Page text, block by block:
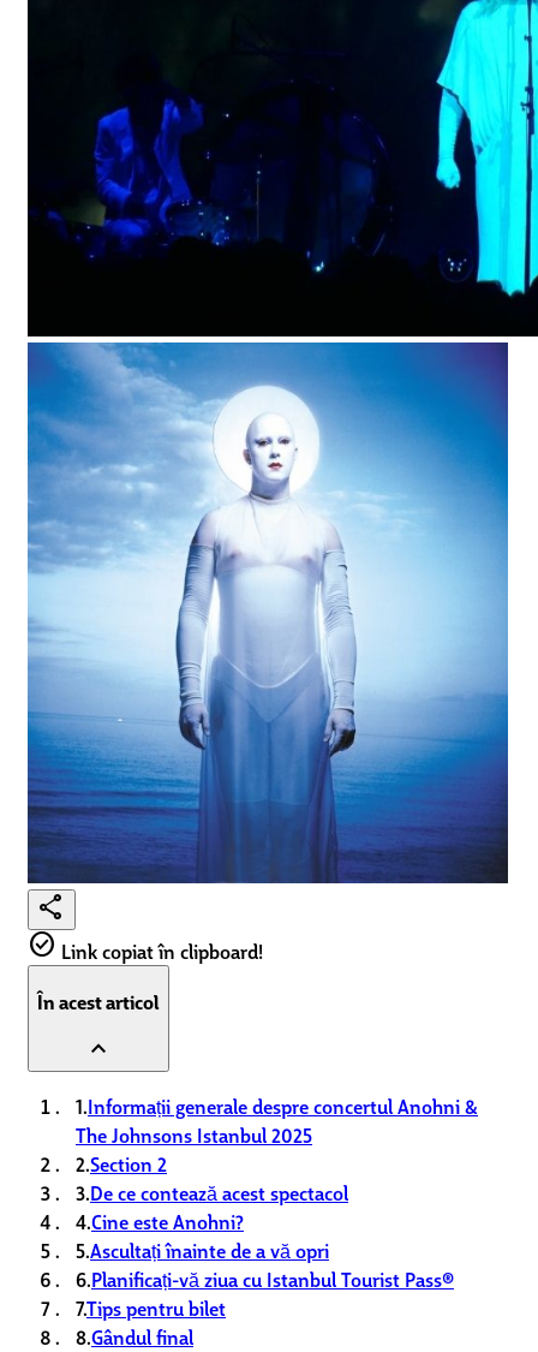
share
check_circle Link copiat în clipboard!
În acest articol
expand_less
1.Informații generale despre concertul Anohni &
The Johnsons Istanbul 2025
2.Section 2
3.De ce contează acest spectacol
4.Cine este Anohni?
5.Ascultați înainte de a vă opri
6.Planificați-vă ziua cu Istanbul Tourist Pass®
7.Tips pentru bilet
8.Gândul final